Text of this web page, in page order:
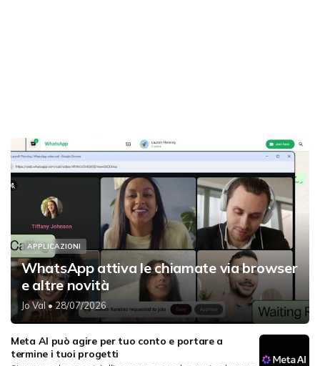
APPLICAZIONI
WhatsApp attiva le chiamate via browser
e altre novità
Jo Val• 28/07/2026
Meta AI può agire per tuo conto e portare a
termine i tuoi progetti